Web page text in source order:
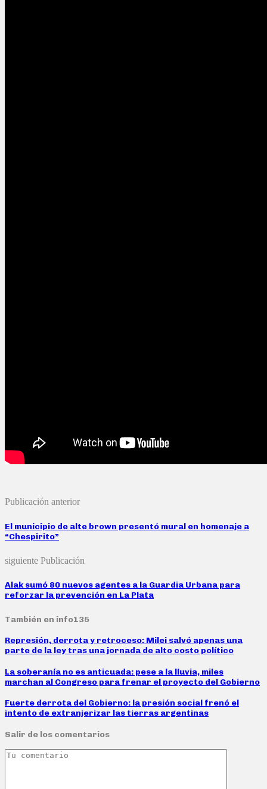
Publicación anterior
El municipio de alte brown presentó mural en homenaje a
“Chespirito”
siguiente Publicación
Alak sumó 80 nuevos agentes a la Guardia Urbana para
reforzar la prevención en La Plata
También en info135
Represión, derrota y retroceso: Milei salvó apenas una
parte de la ley tras una jornada de alto costo político
La soberanía no es anticuada: pese a la lluvia, miles
marchan al Congreso para frenar el proyecto del Gobierno
Fuerte derrota del Gobierno: la presión social frenó el
intento de extranjerizar las tierras argentinas
Salir de los comentarios